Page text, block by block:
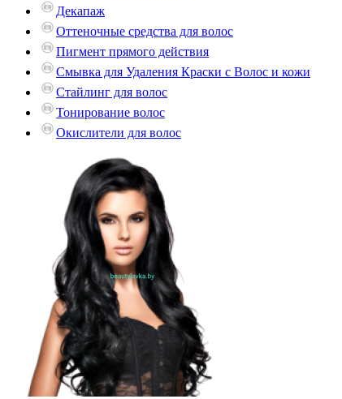
Декапаж
Оттеночные средства для волос
Пигмент прямого действия
Смывка для Удаления Краски с Волос и кожи
Стайлинг для волос
Тонирование волос
Окислители для волос